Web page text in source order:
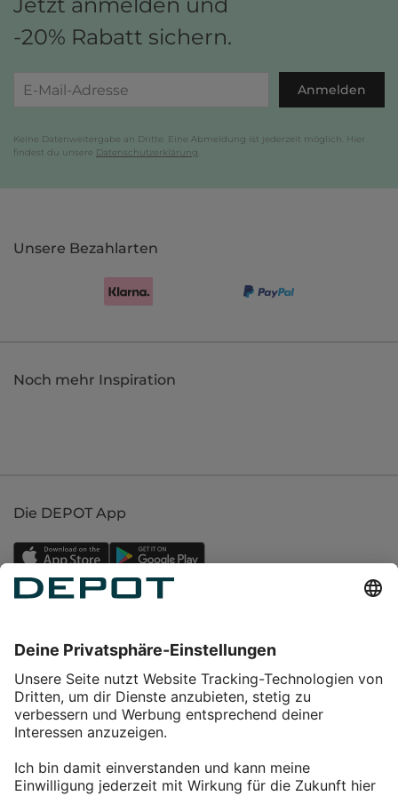
-20% Rabatt sichern.
Anmelden
Keine Datenweitergabe an Dritte. Eine Abmeldung ist jederzeit möglich. Hier
findest du unsere Datenschutzerklärung
Unsere Bezahlarten
Noch mehr Inspiration
Die DEPOT App
Service
Über DEPOT
Kontakt